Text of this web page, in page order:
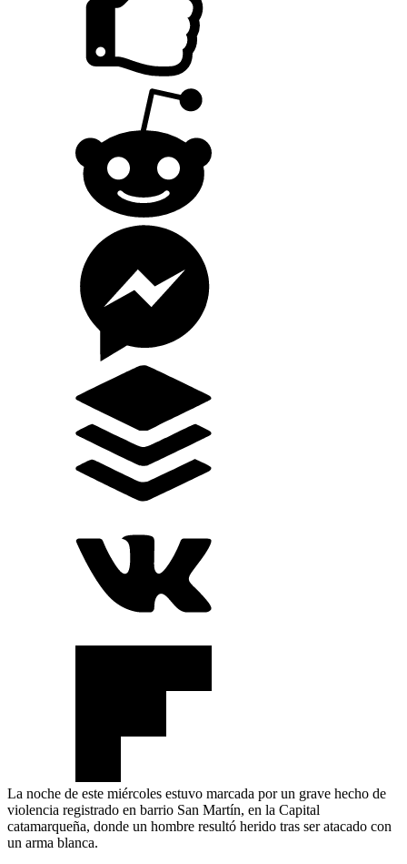
La noche de este miércoles estuvo marcada por un grave hecho de
violencia registrado en barrio San Martín, en la Capital
catamarqueña, donde un hombre resultó herido tras ser atacado con
un arma blanca.